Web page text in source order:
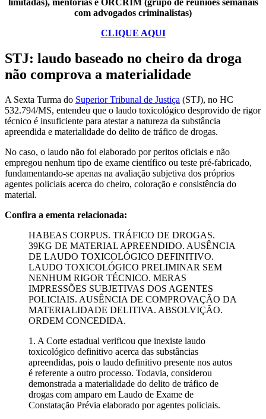
limitadas), mentorias e ORCRIM (grupo de reuniões semanais
com advogados criminalistas)
CLIQUE AQUI
STJ: laudo baseado no cheiro da droga
não comprova a materialidade
A Sexta Turma do Superior Tribunal de Justiça (STJ), no HC
532.794/MS, entendeu que o laudo toxicológico desprovido de rigor
técnico é insuficiente para atestar a natureza da substância
apreendida e materialidade do delito de tráfico de drogas.
No caso, o laudo não foi elaborado por peritos oficiais e não
empregou nenhum tipo de exame científico ou teste pré-fabricado,
fundamentando-se apenas na avaliação subjetiva dos próprios
agentes policiais acerca do cheiro, coloração e consistência do
material.
Confira a ementa relacionada:
HABEAS CORPUS. TRÁFICO DE DROGAS.
39KG DE MATERIAL APREENDIDO. AUSÊNCIA
DE LAUDO TOXICOLÓGICO DEFINITIVO.
LAUDO TOXICOLÓGICO PRELIMINAR SEM
NENHUM RIGOR TÉCNICO. MERAS
IMPRESSÕES SUBJETIVAS DOS AGENTES
POLICIAIS. AUSÊNCIA DE COMPROVAÇÃO DA
MATERIALIDADE DELITIVA. ABSOLVIÇÃO.
ORDEM CONCEDIDA.
1. A Corte estadual verificou que inexiste laudo
toxicológico definitivo acerca das substâncias
apreendidas, pois o laudo definitivo presente nos autos
é referente a outro processo. Todavia, considerou
demonstrada a materialidade do delito de tráfico de
drogas com amparo em Laudo de Exame de
Constatação Prévia elaborado por agentes policiais.